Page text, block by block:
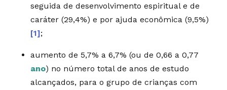
seguida de desenvolvimento espiritual e de
caráter (29,4%) e por ajuda econômica (9,5%)
[1];
aumento de 5,7% a 6,7% (ou de 0,66 a 0,77
ano) no número total de anos de estudo
alcançados, para o grupo de crianças com